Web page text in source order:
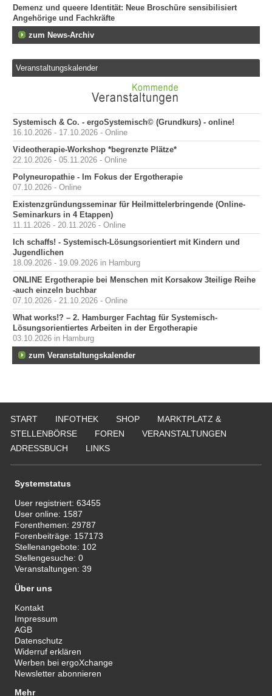
Demenz und queere Identität: Neue Broschüre sensibilisiert
Angehörige und Fachkräfte
zum News-Archiv
Veranstaltungskalender
Systemisch & Co. - ergoSystemisch© (Grundkurs) - online!
16.10.2026 - 17.10.2026 - Online
Videotherapie-Workshop *begrenzte Plätze*
22.10.2026 - 05.11.2026 - Online
Polyneuropathie - Im Fokus der Ergotherapie
07.10.2026 - Online
Existenzgründungsseminar für Heilmittelerbringende (Online-
Seminarkurs in 4 Etappen)
11.11.2026 - 20.11.2026 - Online
Ich schaffs! - Systemisch-Lösungsorientiert mit Kindern und
Jugendlichen
18.09.2026 - 19.09.2026 in Hamburg
ONLINE Ergotherapie bei Menschen mit Korsakow 3teilige Reihe
-auch einzeln buchbar
07.10.2026 - 21.10.2026 - Online
What works!? – 2. Hamburger Fachtag für Systemisch-
Lösungsorientiertes Arbeiten in der Ergotherapie
03.10.2026 in Hamburg
zum Veranstaltungskalender
START INFOTHEK SHOP
MARKTPLATZ &
STELLENBÖRSE
FOREN
VERANSTALTUNGEN
ADRESSBUCH
LINKS
Systemstatus
User registriert:63455
User online: 1587
Forenthemen: 29787
Forenbeiträge: 157173
Stellenangebote: 102
Stellengesuche:0
Veranstaltungen:39
Über uns
Kontakt
Impressum
AGB
Datenschutz
Widerruf erklären
Werben bei ergoXchange
Newsletter abonnieren
Mehr